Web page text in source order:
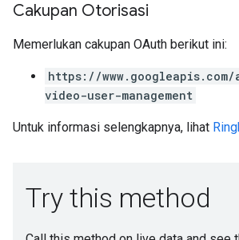
Cakupan Otorisasi
Memerlukan cakupan OAuth berikut ini:
https://
video-user-management
Untuk informasi selengkapnya, lihat